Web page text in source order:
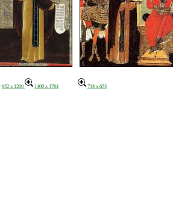
952 x 1200 1400 x 1764 718 x 653